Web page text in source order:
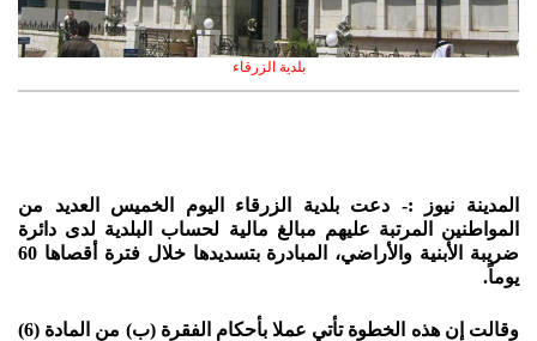
بلدية الزرقاء
المدينة نيوز :- دعت بلدية الزرقاء اليوم الخميس العديد من
المواطنين المرتبة عليهم مبالغ مالية لحساب البلدية لدى دائرة
ضريبة الأبنية والأراضي، المبادرة بتسديدها خلال فترة أقصاها 60
يوماً.
وقالت إن هذه الخطوة تأتي عملا بأحكام الفقرة (ب) من المادة (6)